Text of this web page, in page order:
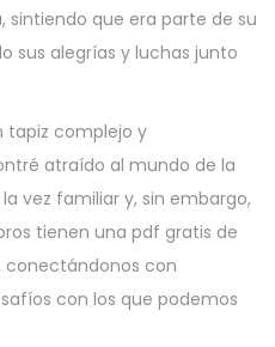
sintiendo que era parte de su
sus alegrías y luchas junto
tapiz complejo y
atraído al mundo de la
vez familiar y, sin embargo,
tienen una pdf gratis de
conectándonos con
con los que podemos